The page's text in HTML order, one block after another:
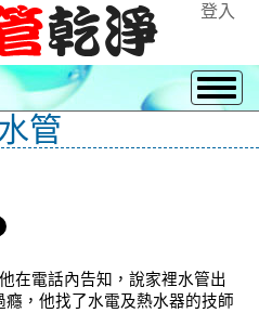
登入
管
在電話內告知，說家裡水管出
，他找了水電及熱水器的技師